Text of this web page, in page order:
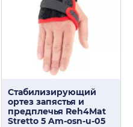
Стабилизирующий
ортез запястья и
предплечья Reh4Mat
Stretto 5 Am-osn-u-05